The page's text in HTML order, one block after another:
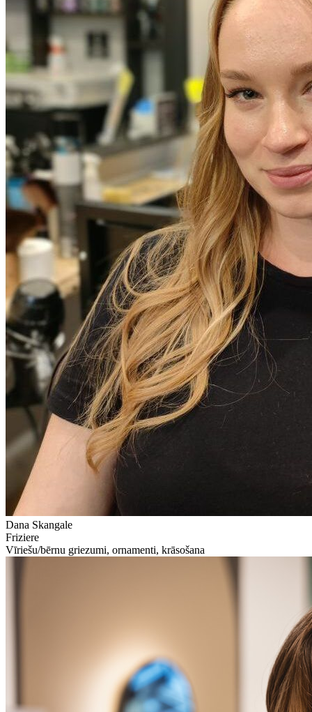
Dana Skangale
Friziere
Vīriešu/bērnu griezumi, ornamenti, krāsošana